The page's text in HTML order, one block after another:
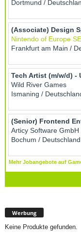
Werbung
Keine Produkte gefunden.